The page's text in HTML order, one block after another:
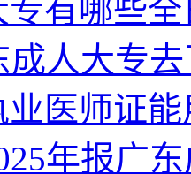
专有哪些
成人大专
业医师证
年报广